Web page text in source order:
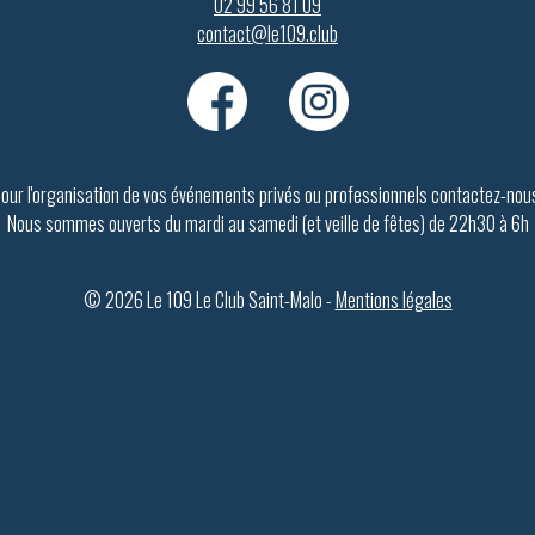
contact@le109.club
l'organisation de vos événements privés ou professionnels contactez-
Nous sommes ouverts du mardi au samedi (et veille de fêtes) de 22h30 à 6h
© 2026 Le 109 Le Club Saint-Malo -Mentions légales